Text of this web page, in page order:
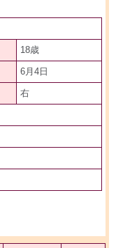
18歳
6月4日
右